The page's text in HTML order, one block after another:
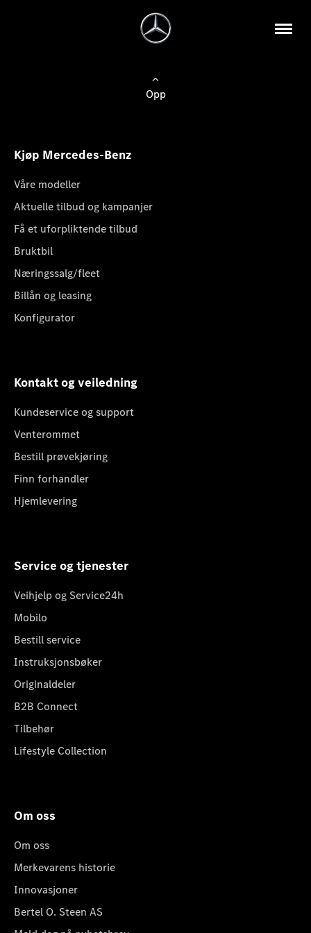
Opp
Kjøp Mercedes-Benz
Våre modeller
Aktuelle tilbud og kampanjer
Få et uforpliktende tilbud
Bruktbil
Næringssalg/fleet
Billån og leasing
Konfigurator
Kontakt og veiledning
Kundeservice og support
Venterommet
Bestill prøvekjøring
Finn forhandler
Hjemlevering
Service og tjenester
Veihjelp og Service24h
Mobilo
Bestill service
Instruksjonsbøker
Originaldeler
B2B Connect
Tilbehør
Lifestyle Collection
Om oss
Om oss
Merkevarens historie
Innovasjoner
Bertel O. Steen AS